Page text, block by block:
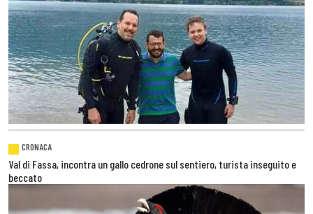
CRONACA
Val di Fassa, incontra un gallo cedrone sul sentiero, turista inseguito e
beccato